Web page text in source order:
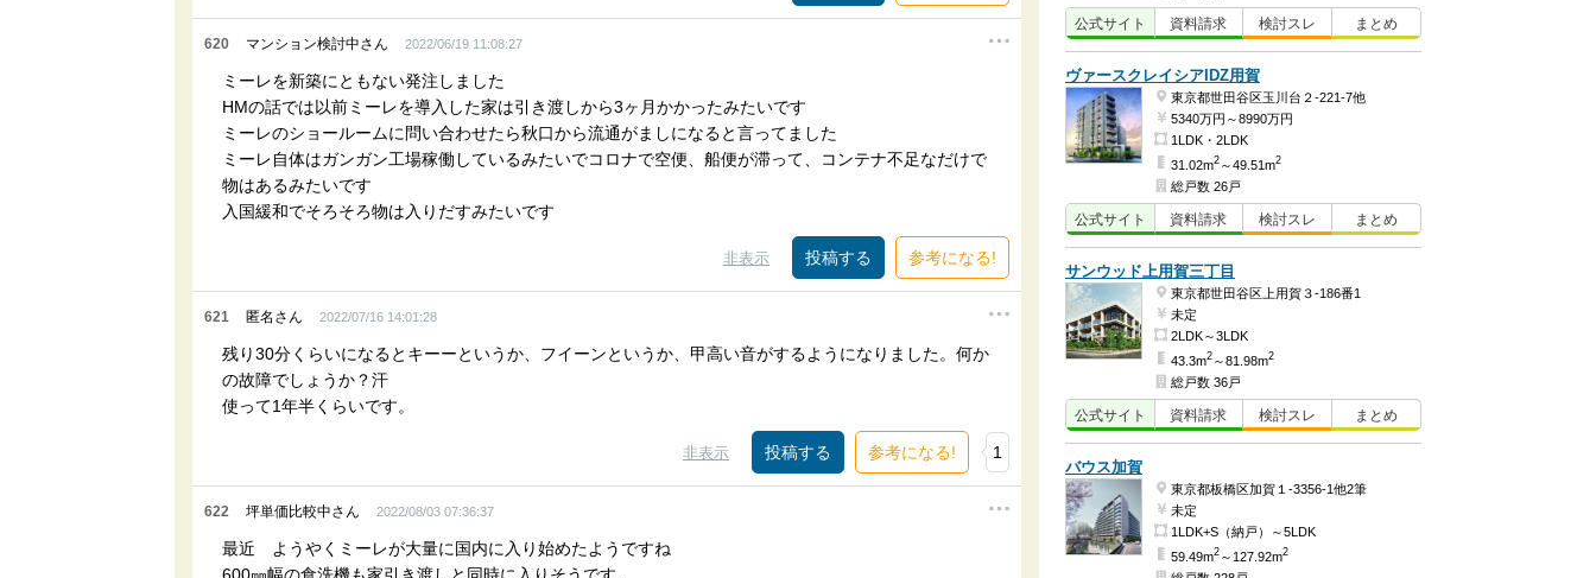
620 マンション検討中さん 2022/06/19 11:08:27
ミーレを新築にともない発注しました
HMの話では以前ミーレを導入した家は引き渡しから3ヶ月かかったみたいです
ミーレのショールームに問い合わせたら秋口から流通がましになると言ってました
ミーレ自体はガンガン工場稼働しているみたいでコロナで空便、船便が滞って、コンテナ不足なだけで
物はあるみたいです
入国緩和でそろそろ物は入りだすみたいです
非表示 参考になる!
621 匿名さん 2022/07/16 14:01:28
残り30分くらいになるとキーーというか、フイーンというか、甲高い音がするようになりました。何か
の故障でしょうか？汗
使って1年半くらいです。
非表示 参考になる! 1
622 坪単価比較中さん 2022/08/03 07:36:37
最近 ようやくミーレが大量に国内に入り始めたようですね
公式サイト 資料請求 検討スレ まとめ
ヴァースクレイシアIDZ用賀
東京都世田谷区玉川台２-221-7他
5340万円～8990万円
1LDK・2LDK
31.02m2 ～49.51m2
総戸数 26戸
公式サイト 資料請求 検討スレ まとめ
サンウッド上用賀三丁目
東京都世田谷区上用賀３-186番1
未定
2LDK～3LDK
43.3m2 ～81.98m2
総戸数 36戸
公式サイト 資料請求 検討スレ まとめ
バウス加賀
東京都板橋区加賀１-3356-1他2筆
未定
1LDK+S（納戸）～5LDK
59.49m2 ～127.92m2